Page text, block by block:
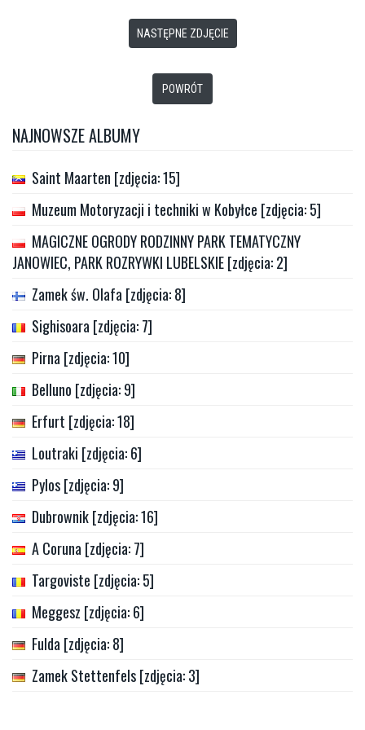
NASTĘPNE ZDJĘCIE
POWRÓT
NAJNOWSZE ALBUMY
Saint Maarten [zdjęcia: 15]
Muzeum Motoryzacji i techniki w Kobyłce [zdjęcia: 5]
MAGICZNE OGRODY RODZINNY PARK TEMATYCZNY
JANOWIEC, PARK ROZRYWKI LUBELSKIE [zdjęcia: 2]
Zamek św. Olafa [zdjęcia: 8]
Sighisoara [zdjęcia: 7]
Pirna [zdjęcia: 10]
Belluno [zdjęcia: 9]
Erfurt [zdjęcia: 18]
Loutraki [zdjęcia: 6]
Pylos [zdjęcia: 9]
Dubrownik [zdjęcia: 16]
A Coruna [zdjęcia: 7]
Targoviste [zdjęcia: 5]
Meggesz [zdjęcia: 6]
Fulda [zdjęcia: 8]
Zamek Stettenfels [zdjęcia: 3]